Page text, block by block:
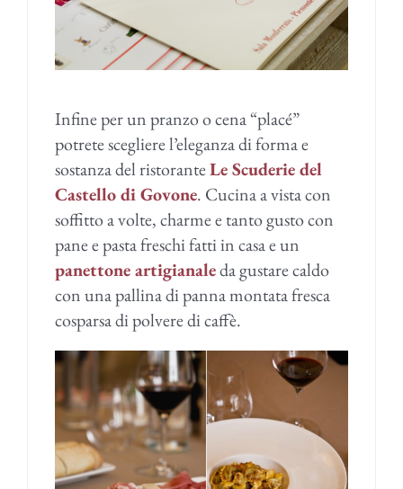
Infine per un pranzo o cena “placé”
potrete scegliere l’eleganza di forma e
sostanza del ristoranteLe Scuderie del
Castello di Govone. Cucina a vista con
soffitto a volte, charme e tanto gusto con
pane e pasta freschi fatti in casa e un
panettone artigianaleda gustare caldo
con una pallina di panna montata fresca
cosparsa di polvere di caffè.